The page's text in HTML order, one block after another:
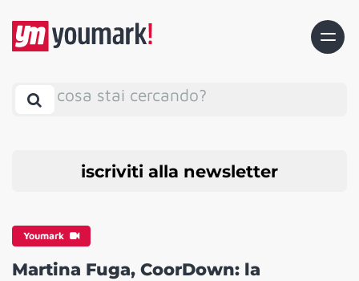
cosa stai cercando?
iscriviti alla newsletter
Youmark
Martina Fuga, CoorDown: la